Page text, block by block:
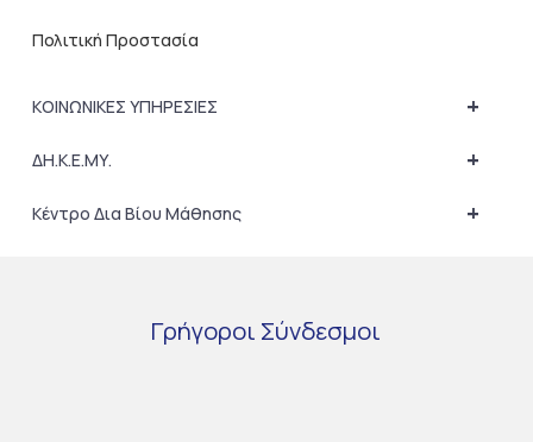
Πολιτική Προστασία
+
ΚΟΙΝΩΝΙΚΕΣ ΥΠΗΡΕΣΙΕΣ
+
ΔΗ.Κ.Ε.ΜΥ.
+
Κέντρο Δια Βίου Μάθησης
Γρήγοροι Σύνδεσμοι